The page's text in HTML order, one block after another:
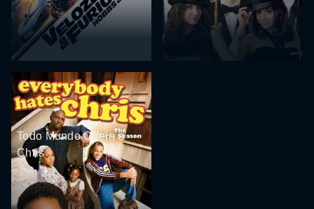
Todo Mundo Odeia o
Chris